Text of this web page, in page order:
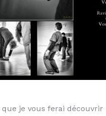
je vous ferai découvrir